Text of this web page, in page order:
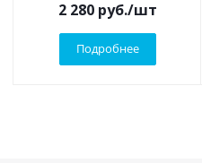
2 280руб./шт
Подробнее